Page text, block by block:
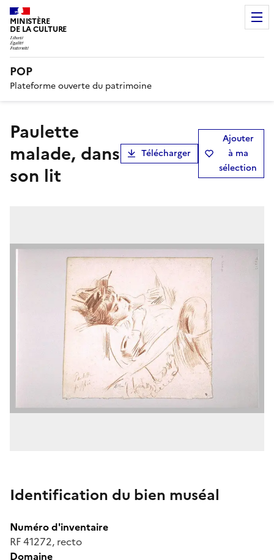
MINISTÈRE
DE LA CULTURE
POP
Plateforme ouverte du patrimoine
Paulette
malade, dans
son lit
Télécharger
Ajouter
à ma
sélection
Identification du bien muséal
Numéro d'inventaire
RF 41272, recto
Domaine